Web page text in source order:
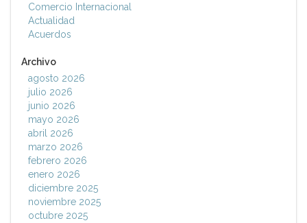
Comercio Internacional
Actualidad
Acuerdos
Archivo
agosto 2026
julio 2026
junio 2026
mayo 2026
abril 2026
marzo 2026
febrero 2026
enero 2026
diciembre 2025
noviembre 2025
octubre 2025